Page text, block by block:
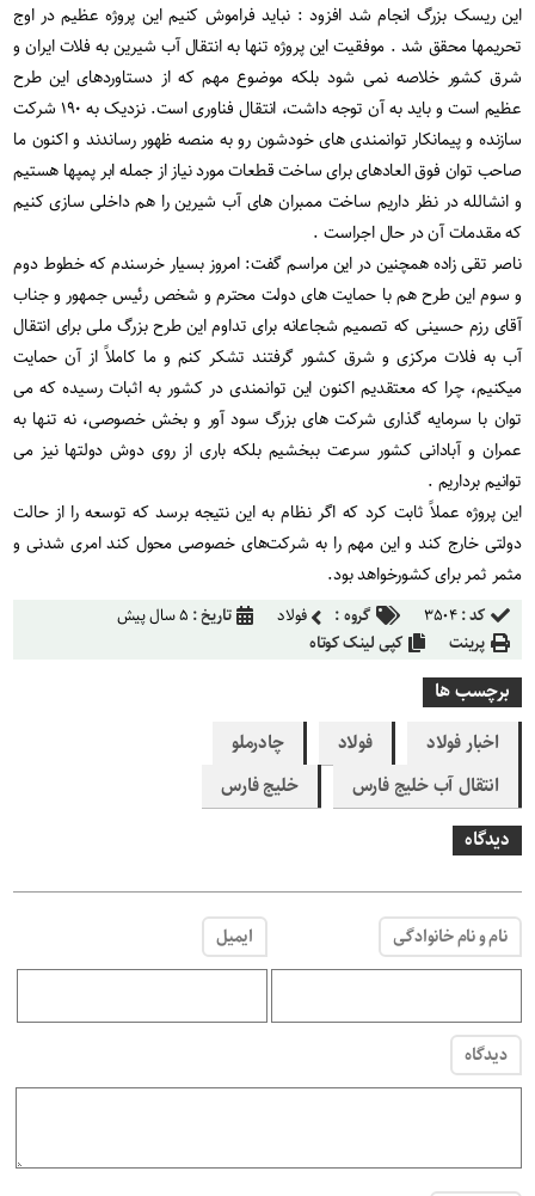
این ریسک بزرگ انجام شد افزود : نباید فراموش کنیم این پروژه عظیم در اوج
تحریمها محقق شد . موفقیت این پروژه تنها به انتقال آب شیرین به فلات ایران و
شرق کشور خلاصه نمی شود بلکه موضوع مهم که از دستاوردهای این طرح
عظیم است و باید به آن توجه داشت، انتقال فناوری است. نزدیک به ۱۹۰ شرکت
سازنده و پیمانکار توانمندی های خودشون رو به منصه ظهور رساندند و اکنون ما
صاحب توان فوق العادهای برای ساخت قطعات مورد نیاز از جمله ابر پمپها هستیم
و انشالله در نظر داریم ساخت ممبران های آب شیرین را هم داخلی سازی کنیم
که مقدمات آن در حال اجراست .
ناصر تقی زاده همچنین در این مراسم گفت: امروز بسیار خرسندم که خطوط دوم
و سوم این طرح هم با حمایت های دولت محترم و شخص رئیس جمهور و جناب
آقای رزم حسینی که تصمیم شجاعانه برای تداوم این طرح بزرگ ملی برای انتقال
آب به فلات مرکزی و شرق کشور گرفتند تشکر کنم و ما کاملاً از آن حمایت
میکنیم، چرا که معتقدیم اکنون این توانمندی در کشور به اثبات رسیده که می
توان با سرمایه گذاری شرکت های بزرگ سود آور و بخش خصوصی، نه تنها به
عمران و آبادانی کشور سرعت ببخشیم بلکه باری از روی دوش دولتها نیز می
توانیم برداریم .
این پروژه عملاً ثابت کرد که اگر نظام به این نتیجه برسد که توسعه را از حالت
دولتی خارج کند و این مهم را به شرکت‌های خصوصی محول کند امری شدنی و
مثمر ثمر برای کشورخواهد بود.
کد :۳۵۰۴ گروه : فولاد تاریخ : ۵ سال پیش
پرینت
کپی لینک کوتاه
برچسب ها
اخبار فولاد
فولاد
چادرملو
انتقال آب خلیج فارس
خلیج فارس
دیدگاه
نام و نام خانوادگی ایمیل
دیدگاه